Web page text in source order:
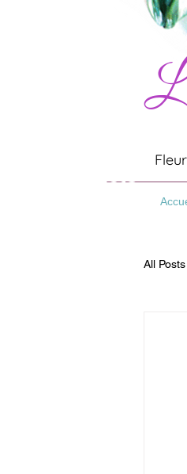
Pierre
All Posts